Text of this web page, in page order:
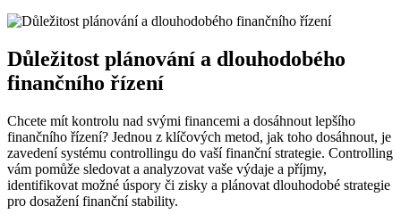
Důležitost plánování a dlouhodobého
finančního řízení
Chcete mít kontrolu nad svými financemi a dosáhnout lepšího
finančního řízení? Jednou z klíčových metod, jak toho dosáhnout, je
zavedení systému controllingu do vaší finanční strategie. Controlling
vám pomůže sledovat a analyzovat vaše výdaje a příjmy,
identifikovat možné úspory či zisky a plánovat dlouhodobé strategie
pro dosažení finanční stability.